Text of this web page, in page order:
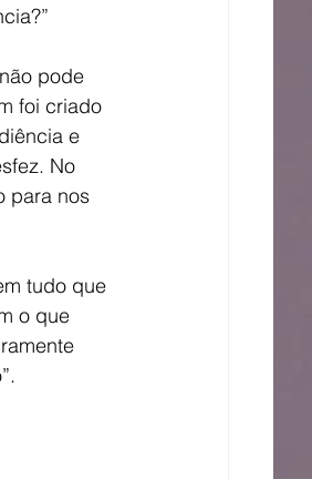
pode
foi criado
e
No
para nos
tudo que
o que